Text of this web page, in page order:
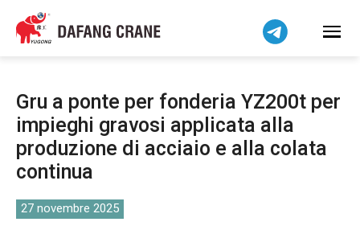
Gru a ponte per fonderia YZ200t per
impieghi gravosi applicata alla
produzione di acciaio e alla colata
continua
27 novembre 2025
Bahasa Indonesia
Bahasa Melayu
বাংলা
فارسی
Pilipino
Українська